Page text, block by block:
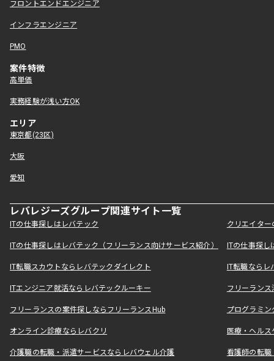
フロントエンドエンジニア
インフラエンジニア
PMO
案件特徴
高単価
実務経験が浅い方OK
エリア
東京都(23区)
大阪
愛知
レバレジーズグループ関連サイト一覧
ITの仕事探しはレバテック クリエイタ
ITの仕事探しはレバテック（フリーランス向けサービス紹介） ITの仕事探
IT転職スカウトならレバテックダイレクト IT転職なら
ITエンジニア就活ならレバテックルーキー フリーラン
フリーランスの案件探しならフリーランスHub プログラミ
オンライン診療ならレバクリ 医療・ヘル
介護職の転職・派遣サービスならレバウェル介護 看護師の転